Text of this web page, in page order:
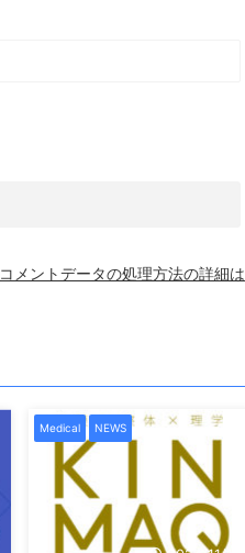
コメントデータの処理方法の詳細は
Medical NEWS